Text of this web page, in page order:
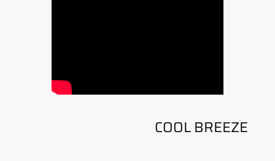
COOL BREEZE